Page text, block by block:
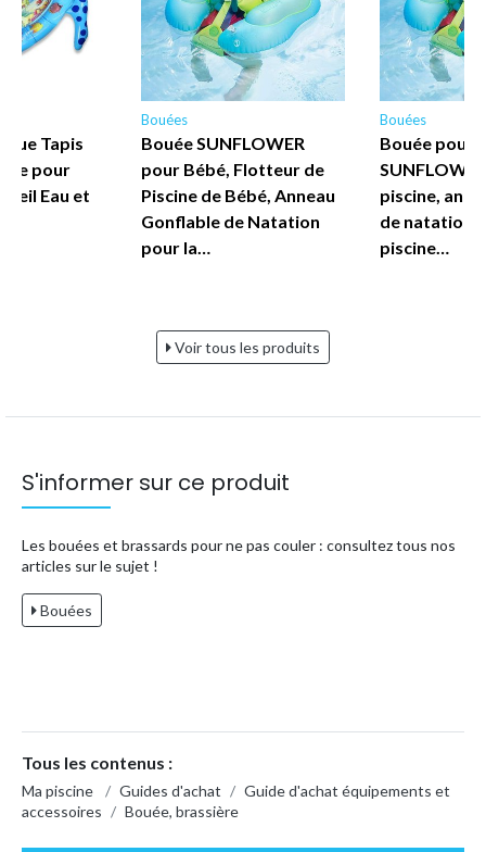
Tapis
pour
Eau et
Bouées
Bouée SUNFLOWER
pour Bébé, Flotteur de
Piscine de Bébé, Anneau
Gonflable de Natation
pour la…
Bouées
Bouée pour
piscine,
de natation
piscine…
Voir tous les produits
S'informer sur ce produit
Les bouées et brassards pour ne pas couler : consultez tous nos
articles sur le sujet !
Bouées
Tous les contenus :
Ma piscine / Guides d'achat / Guide d'achat équipements et
accessoires / Bouée, brassière